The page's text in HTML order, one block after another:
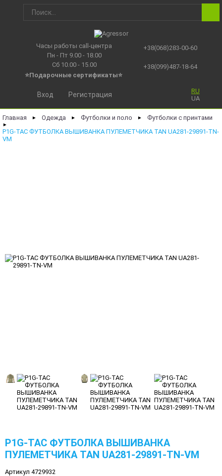
Часы работы call-центра
Пн - Пт 9.00 - 18.00
Сб 10.00 - 15.00
⭐Подарочные сертификаты⭐
+38(068)283-00-60
+38(099)487-18-64
RU
UA
Вход Регистрация
Главная ► Одежда ► Футболки и поло ► Футболки с принтами
►
P1G-TAC ФУТБОЛКА ВЫШИВАНКА ПУЛЕМЕТЧИКА TAN UA281-29891-TN-
VM
P1G-TAC ФУТБОЛКА ВЫШИВАНКА
ПУЛЕМЕТЧИКА TAN UA281-29891-TN-VM
Артикул 4729932